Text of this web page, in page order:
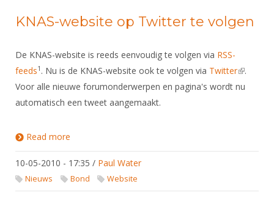
KNAS-website op Twitter te volgen
De KNAS-website is reeds eenvoudig te volgen via RSS-
feeds1 . Nu is de KNAS-website ook te volgen via Twitter(link is
external)
.
Voor alle nieuwe forumonderwerpen en pagina's wordt nu
automatisch een tweet aangemaakt.
Read more
10-05-2010 - 17:35 / Paul Water
Nieuws Bond Website